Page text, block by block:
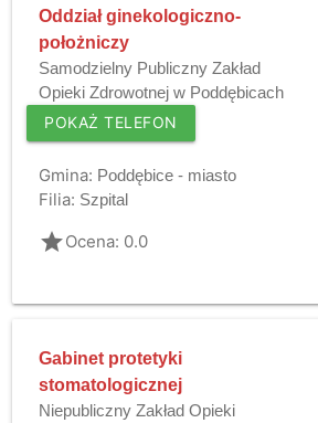
Oddział ginekologiczno-
położniczy
Samodzielny Publiczny Zakład
Opieki Zdrowotnej w Poddębicach
POKAŻ TELEFON
Gmina: Poddębice - miasto
Filia: Szpital
gradeOcena: 0.0
Gabinet protetyki
stomatologicznej
Niepubliczny Zakład Opieki